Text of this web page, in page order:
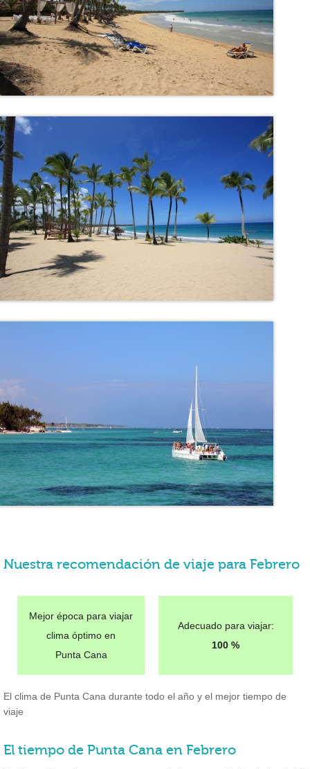
Nuestra recomendación de viaje para Febrero
Mejor época para viajar
clima óptimo en
Punta Cana
Adecuado para viajar:
100 %
El clima de Punta Cana durante todo el año y el mejor tiempo de
viaje
El tiempo de Punta Cana en Febrero